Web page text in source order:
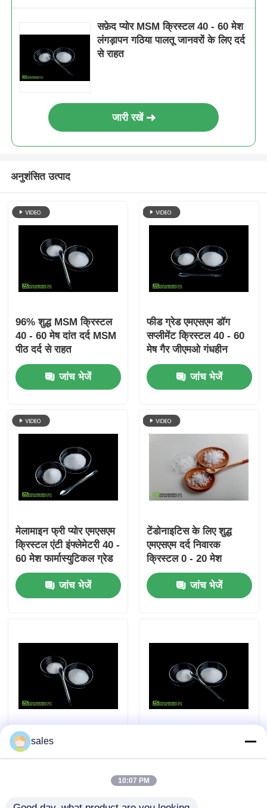
सफ़ेद प्योर MSM क्रिस्टल 40 - 60 मेश
लंगड़ापन गठिया पालतू जानवरों के लिए दर्द
से राहत
जारी रखें
अनुशंसित उत्पाद
96% शुद्ध MSM क्रिस्टल
40 - 60 मेष दांत दर्द MSM
पीठ दर्द से राहत
जांच भेजें
फीड ग्रेड एमएसएम डॉग
सप्लीमेंट क्रिस्टल 40 - 60
मेष गैर जीएमओ गंधहीन
सीएएस 67-71-0
जांच भेजें
मेलामाइन फ्री प्योर एमएसएम
क्रिस्टल एंटी इंफ्लेमेटरी 40 -
60 मेश फार्मास्युटिकल ग्रेड
जांच भेजें
टेंडोनाइटिस के लिए शुद्ध
एमएसएम दर्द निवारक
क्रिस्टल 0 - 20 मेश
ग्लूकोसामाइन चोंड्रोइटिन
एमएसएम
जांच भेजें
गंध रहित ऑर्गेनिक प्योर
MSM क्रिस्टल 40 - 60
94% शुद्ध एमएसएम क्रिस्टल
sales
10:07 PM